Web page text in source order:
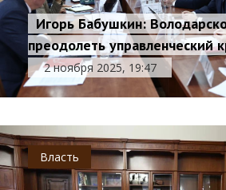
Игорь Бабушкин:
преодолеть управленческий
2 ноября 2025, 19:47
Власть